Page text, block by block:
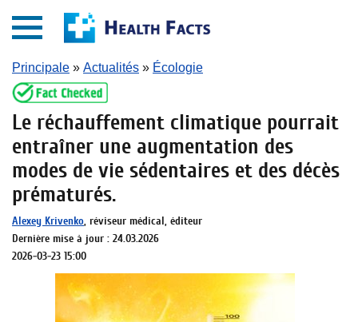
Principale » Actualités » Écologie
Le réchauffement climatique pourrait
entraîner une augmentation des
modes de vie sédentaires et des décès
prématurés.
Alexey Krivenko, réviseur médical, éditeur
Dernière mise à jour : 24.03.2026
2026-03-23 15:00